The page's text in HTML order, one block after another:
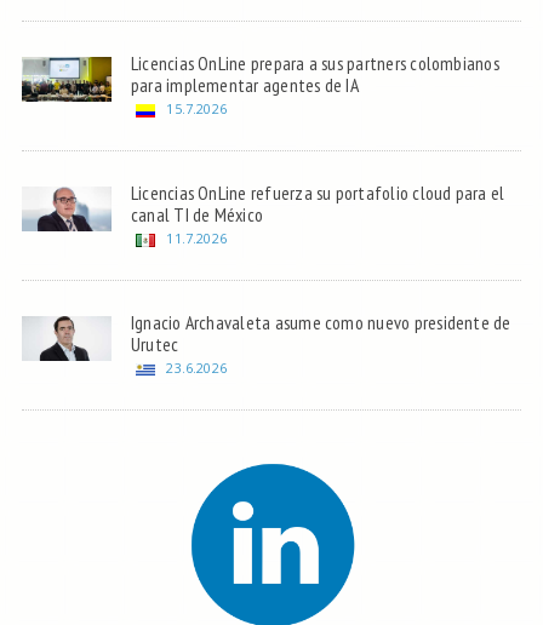
Licencias OnLine prepara a sus partners colombianos
para implementar agentes de IA
15.7.2026
Licencias OnLine refuerza su portafolio cloud para el
canal TI de México
11.7.2026
Ignacio Archavaleta asume como nuevo presidente de
Urutec
23.6.2026